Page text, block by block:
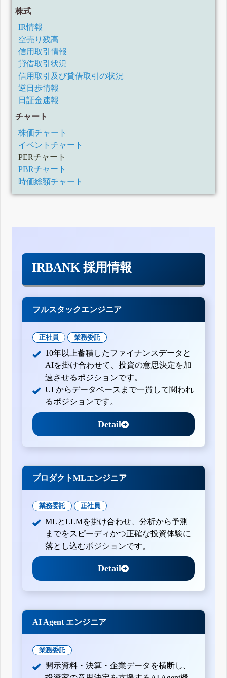
株式
IR情報
空売り残高
信用取引情報
貸借取引状況
信用取引及び貸借取引の状況
逆日歩情報
日証金速報
チャート
株価チャート
イベントチャート
PERチャート
PBRチャート
時価総額チャート
IRBANK 採用情報
フルスタックエンジニア
正社員 業務委託
10年以上蓄積したファイナンスデータと
AIを掛け合わせて、投資の意思決定を加
速させるポジションです。
UI からデータベースまで一貫して関われ
るポジションです。
Detail
プロダクトMLエンジニア
業務委託 正社員
MLとLLMを掛け合わせ、分析から予測
までをスピーディかつ正確な投資体験に
落とし込むポジションです。
Detail
AI Agent エンジニア
業務委託
開示資料・決算・企業データを横断し、